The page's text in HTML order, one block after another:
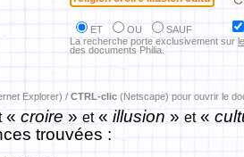
ET OU
SAUF
La recherche porte exclusivement sur
des documents Philia.
Explorer) / CTRL-clic (Netscape) pour ouvrir le
« croire » et« illusion » et«
trouvées :